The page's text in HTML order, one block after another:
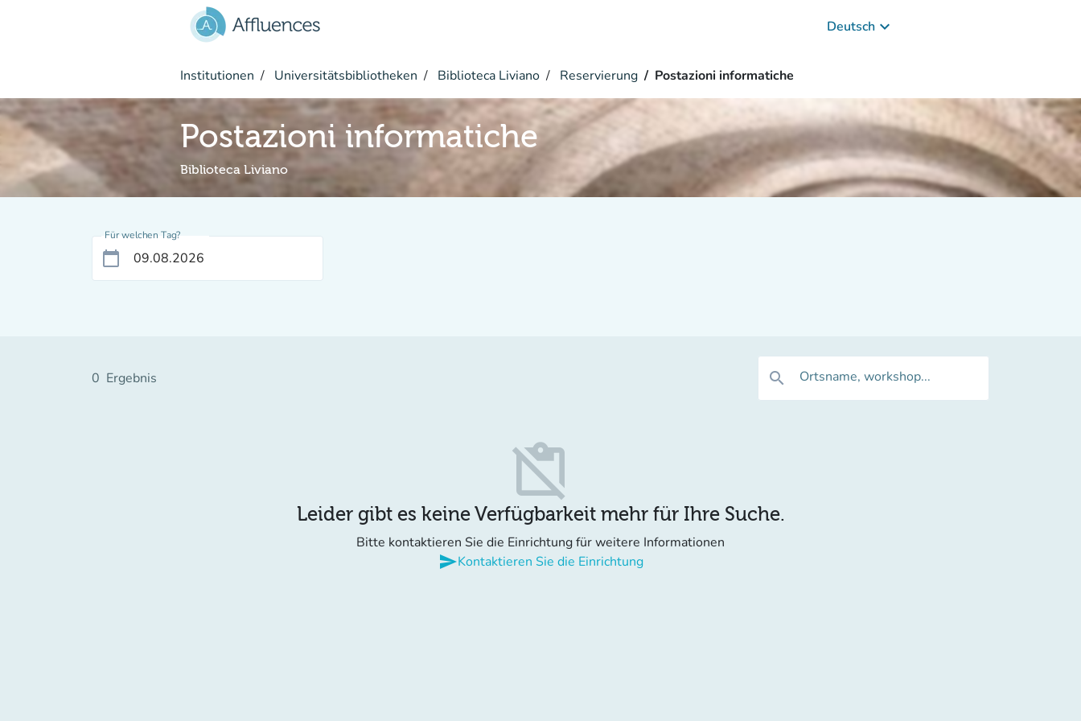
Deutsch keyboard_arrow_down
Institutionen Universitätsbibliotheken Biblioteca Liviano Reservierung Postazioni informatiche
Postazioni informatiche
Biblioteca Liviano
Für welchen Tag?
calendar_today
0 Ergebnis search Ortsname, workshop...
content_paste_off
Leider gibt es keine Verfügbarkeit mehr für Ihre Suche.
Bitte kontaktieren Sie die Einrichtung für weitere Informationen
sendKontaktieren Sie die Einrichtung